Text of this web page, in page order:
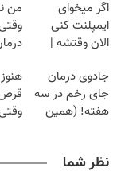
اگر میخوای
ایمپلنت کنی
الان وقتشه |
میلیون تومان!!!
من
جادوی درمان
جای زخم در سه
هفته! (همین
نظر شما